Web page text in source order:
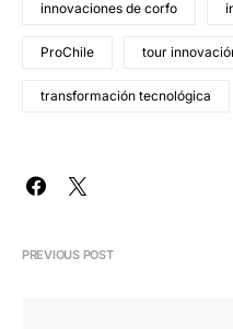
innovaciones de corfo
ProChile tour
transformación tecnológica
PREVIOUS POST